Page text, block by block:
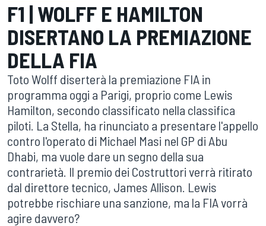
F1 | WOLFF E HAMILTON
DISERTANO LA PREMIAZIONE
DELLA FIA
Toto Wolff diserterà la premiazione FIA in
programma oggi a Parigi, proprio come Lewis
Hamilton, secondo classificato nella classifica
piloti. La Stella, ha rinunciato a presentare l'appello
contro l'operato di Michael Masi nel GP di Abu
Dhabi, ma vuole dare un segno della sua
contrarietà. Il premio dei Costruttori verrà ritirato
dal direttore tecnico, James Allison. Lewis
potrebbe rischiare una sanzione, ma la FIA vorrà
agire davvero?